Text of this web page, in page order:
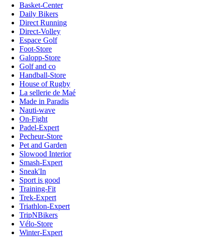
Basket-Center
Daily Bikers
Direct Running
Direct-Volley
Espace Golf
Foot-Store
Galopp-Store
Golf and co
Handball-Store
House of Rugby
La sellerie de Maé
Made in Paradis
Nauti-wave
On-Fight
Padel-Expert
Pecheur-Store
Pet and Garden
Slowood Interior
Smash-Expert
Sneak'In
Sport is good
Training-Fit
Trek-Expert
Triathlon-Expert
TripNBikers
Vélo-Store
Winter-Expert